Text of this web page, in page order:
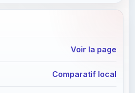
Voir la page
Comparatif local